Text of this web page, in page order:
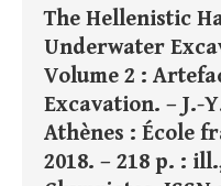
The Hellenistic
Underwater
Volume 2 :
Excavation. – J.-
Athènes : École
2018. – 218 p. :